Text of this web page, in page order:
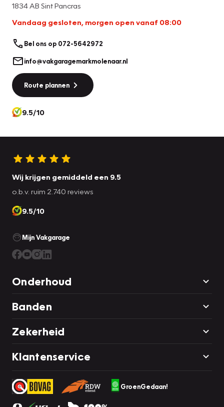
1834 AB Sint Pancras
Vandaag gesloten, morgen open vanaf 08:00
Bel ons op 072-5642972
info@vakgaragemarkmolenaar.nl
Route plannen
9.5/10
Wij krijgen gemiddeld een 9.5
o.b.v. ruim 2.740 reviews
9.5/10
Mijn Vakgarage
Onderhoud
Banden
Zekerheid
Klantenservice
GroenGedaan!